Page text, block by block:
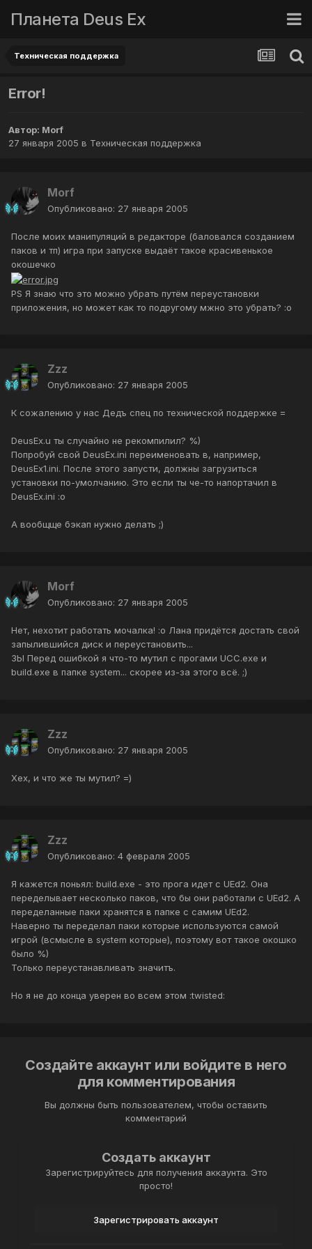
Планета Deus Ex
Техническая поддержка
Error!
Автор: Morf
27 января 2005 в Техническая поддержка
Morf
Опубликовано: 27 января 2005
После моих манипуляций в редакторе (баловался созданием
паков и тп) игра при запуске выдаёт такое красивенькое
окошечко
PS Я знаю что это можно убрать путём переустановки
приложения, но может как то подругому мжно это убрать? :o
Zzz
Опубликовано: 27 января 2005
К сожалению у нас Дедъ спец по технической поддержке =
DeusEx.u ты случайно не рекомпилил? %)
Попробуй свой DeusEx.ini переименовать в, например,
DeusEx1.ini. После этого запусти, должны загрузиться
установки по-умолчанию. Это если ты че-то напортачил в
DeusEx.ini :o
А вообщще бэкап нужно делать ;)
Morf
Опубликовано: 27 января 2005
Нет, нехотит работать мочалка! :o Лана придётся достать свой
запылившийся диск и переустановить...
ЗЫ Перед ошибкой я что-то мутил с прогами UCC.exe и
build.exe в папке system... скорее из-за этого всё. ;)
Zzz
Опубликовано: 27 января 2005
Хех, и что же ты мутил? =)
Zzz
Опубликовано: 4 февраля 2005
Я кажется поньял: build.exe - это прога идет с UEd2. Она
переделывает несколько паков, что бы они работали с UEd2. А
переделанные паки хранятся в папке с самим UEd2.
Наверно ты переделал паки которые используются самой
игрой (всмысле в system которые), поэтому вот такое окошко
было %)
Только переустанавливать значитъ.
Но я не до конца уверен во всем этом :twisted:
Создайте аккаунт или войдите в него
для комментирования
Вы должны быть пользователем, чтобы оставить
комментарий
Создать аккаунт
Зарегистрируйтесь для получения аккаунта. Это
просто!
Зарегистрировать аккаунт